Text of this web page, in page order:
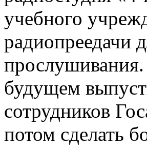
учебного
радиопреедачи
будущем
сотрудников
потом сделать